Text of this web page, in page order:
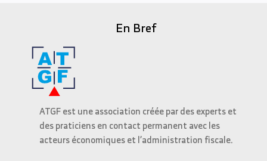
En Bref
ATGF est une association créée par des experts et
des praticiens en contact permanent avec les
acteurs économiques et l’administration fiscale.